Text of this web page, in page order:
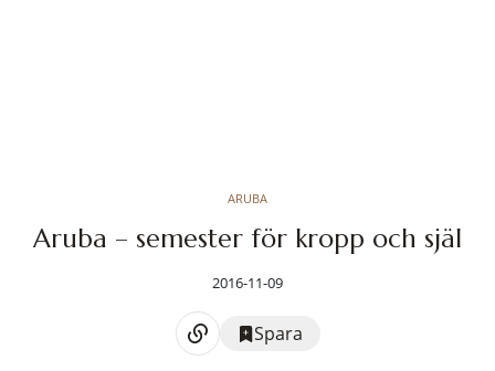
ARUBA
Aruba – semester för kropp och själ
2016-11-09
Spara